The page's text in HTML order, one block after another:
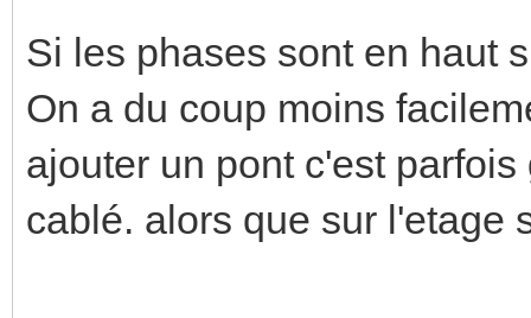
Si les phases sont en haut
On a du coup moins
ajouter un pont c'est
cablé. alors que sur l'etage